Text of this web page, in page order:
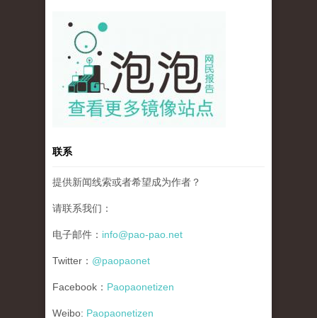
pao-pao-banner-mirror-site-120814.jpg
联系
提供新闻线索或者希望成为作者？
请联系我们：
电子邮件： info@pao-pao.net
Twitter： @paopaonet
Facebook： Paopaonetizen
Weibo: Paopaonetizen